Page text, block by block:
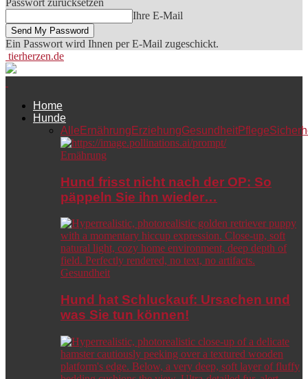
Passwort zurücksetzen
Ihre E-Mail
Ein Passwort wird Ihnen per E-Mail zugeschickt.
tierherzen.de
Home
Hunde
Alle Ernährung ErziehungGesundheitPflege
Ernährung
Hund frisst nicht nach der OP: So
päppeln Sie ihn wieder…
Gesundheit
Hund hat Schluckauf: Ursachen und
was Sie tun können!